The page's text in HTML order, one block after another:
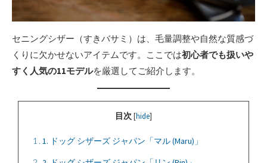
セニングシザー（すきバサミ）は、毛量調整や自然な質感づ
くりに欠かせないアイテムです。ここでは初心者でも扱いや
すく人気の11モデルを厳選してご紹介します。
目次 [hide]
1 1. ドッグ シザーズ ジャパン「マル (Maru)」